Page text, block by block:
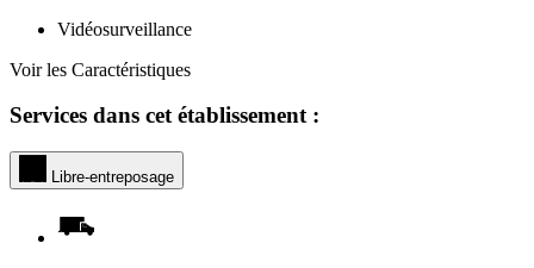
Vidéosurveillance
Voir les Caractéristiques
Services dans cet établissement :
Libre-entreposage